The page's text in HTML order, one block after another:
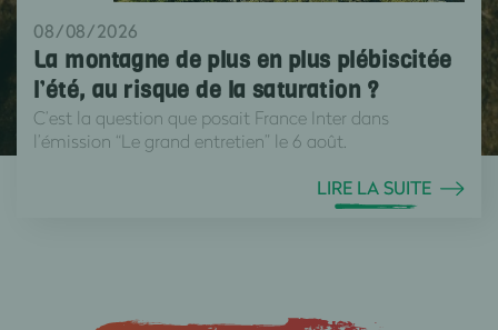
08/08/2026
La montagne de plus en plus plébiscitée
l’été, au risque de la saturation ?
C’est la question que posait France Inter dans
l’émission “Le grand entretien” le 6 août.
LIRE LA SUITE